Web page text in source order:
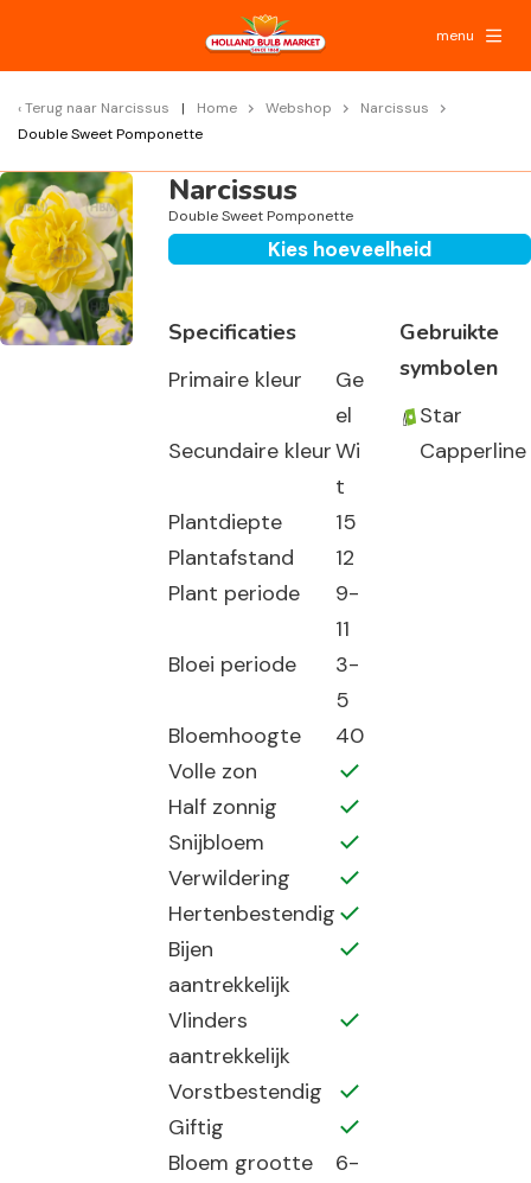
menu
Terug naar Narcissus Home Webshop
Narcissus
Double Sweet Pomponette
Narcissus
Double Sweet Pomponette
Kies hoeveelheid
Specificaties
Primaire kleur
Ge
el
Secundaire kleurWi
t
Plantdiepte
15
Plantafstand
12
Plant periode
9-
11
Bloei periode
3-
5
Bloemhoogte
40
Volle zon
Half zonnig
Snijbloem
Verwildering
Hertenbestendig
Bijen
aantrekkelijk
Vlinders
aantrekkelijk
Vorstbestendig
Giftig
Bloem grootte
6-
Gebruikte
symbolen
Star
Capperline